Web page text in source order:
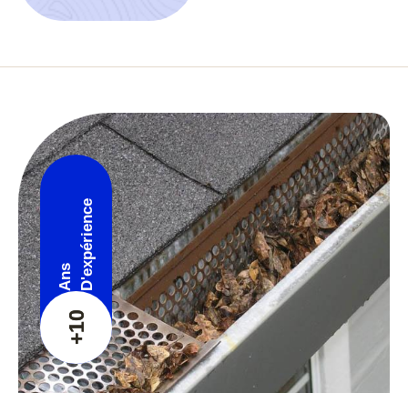
+10
Ans D'expérience